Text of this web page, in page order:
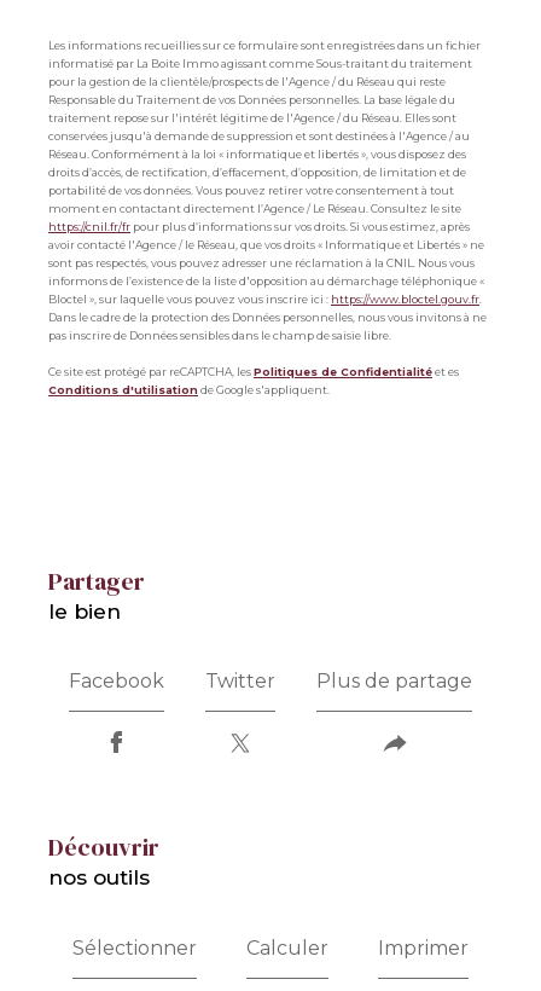
Les informations recueillies sur ce formulaire sont enregistrées dans un fichier
informatisé par La Boite Immo agissant comme Sous-traitant du traitement
pour la gestion de la clientèle/prospects de l'Agence / du Réseau qui reste
Responsable du Traitement de vos Données personnelles. La base légale du
traitement repose sur l'intérêt légitime de l'Agence / du Réseau. Elles sont
conservées jusqu'à demande de suppression et sont destinées à l'Agence / au
Réseau. Conformément à la loi « informatique et libertés », vous disposez des
droits d’accès, de rectification, d’effacement, d’opposition, de limitation et de
portabilité de vos données. Vous pouvez retirer votre consentement à tout
moment en contactant directement l’Agence / Le Réseau. Consultez le site
https://cnil.fr/fr pour plus d’informations sur vos droits. Si vous estimez, après
avoir contacté l'Agence / le Réseau, que vos droits « Informatique et Libertés » ne
sont pas respectés, vous pouvez adresser une réclamation à la CNIL. Nous vous
informons de l’existence de la liste d'opposition au démarchage téléphonique «
Bloctel », sur laquelle vous pouvez vous inscrire ici : https://www.bloctel.gouv.fr
Dans le cadre de la protection des Données personnelles, nous vous invitons à ne
pas inscrire de Données sensibles dans le champ de saisie libre.
Ce site est protégé par reCAPTCHA, lesPolitiques de Confidentialitéet es
Conditions d'utilisationde Google s'appliquent.
partager
le bien
Facebook Twitter Plus de partage
découvrir
nos outils
Sélectionner Calculer Imprimer